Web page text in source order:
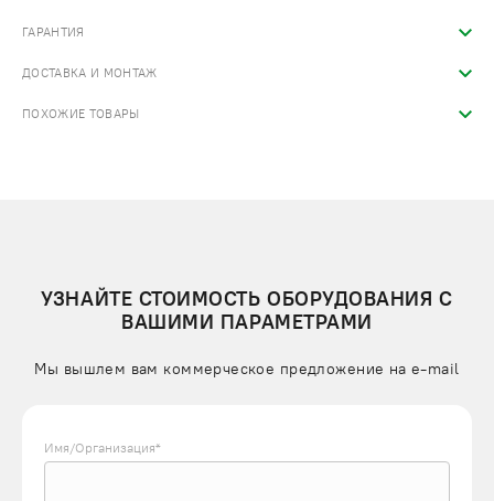
ГАРАНТИЯ
ДОСТАВКА И МОНТАЖ
ПОХОЖИЕ ТОВАРЫ
УЗНАЙТЕ СТОИМОСТЬ ОБОРУДОВАНИЯ С
ВАШИМИ ПАРАМЕТРАМИ
Мы вышлем вам коммерческое предложение на e-mail
Имя/Организация*